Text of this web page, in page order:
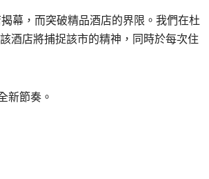
幕，而突破精品酒店的界限。我們在杜
酒店將捕捉該市的精神，同時於每次住
新節奏。